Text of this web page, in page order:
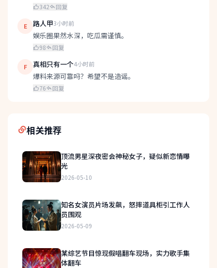
342 回复
E 路人甲3小时前
娱乐圈果然水深，吃瓜需谨慎。
98 回复
F 真相只有一个4小时前
爆料来源可靠吗？希望不是造谣。
76 回复
相关推荐
顶流男星深夜密会神秘女子，疑似新恋情曝
光
2026-05-10
知名女演员片场发飙，怒摔道具柜引工作人
员围观
2026-05-09
某综艺节目惊现假唱翻车现场，实力歌手集
体翻车